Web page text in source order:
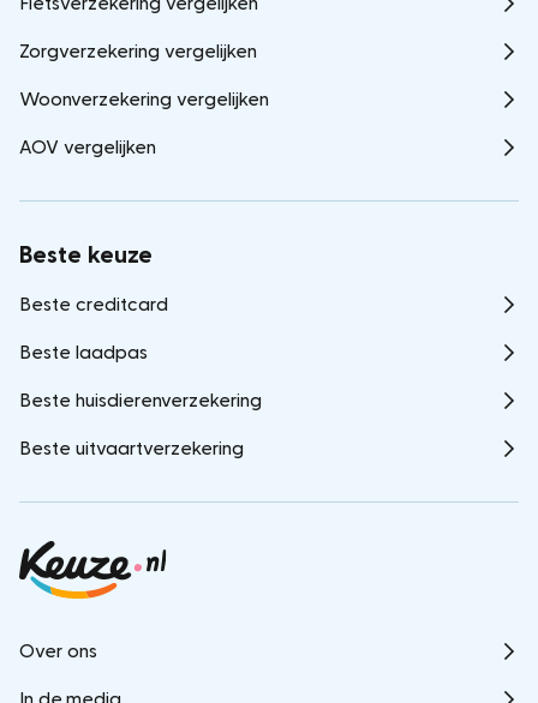
Over ons
Fietsverzekering vergelijken
Zorgverzekering vergelijken
Woonverzekering vergelijken
AOV vergelijken
Beste keuze
Beste creditcard
Beste laadpas
Beste huisdierenverzekering
Beste uitvaartverzekering